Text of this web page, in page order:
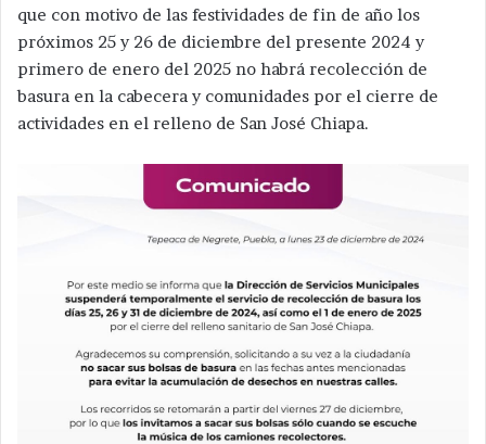
que con motivo de las festividades de fin de año los
próximos 25 y 26 de diciembre del presente 2024 y
primero de enero del 2025 no habrá recolección de
basura en la cabecera y comunidades por el cierre de
actividades en el relleno de San José Chiapa.